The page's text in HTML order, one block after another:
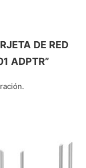
DE RED
ADPTR”